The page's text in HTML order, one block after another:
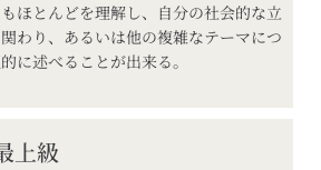
ほとんどを理解し、自分の社会的な立
わり、あるいは他の複雑なテーマにつ
に述べることが出来る。
上級